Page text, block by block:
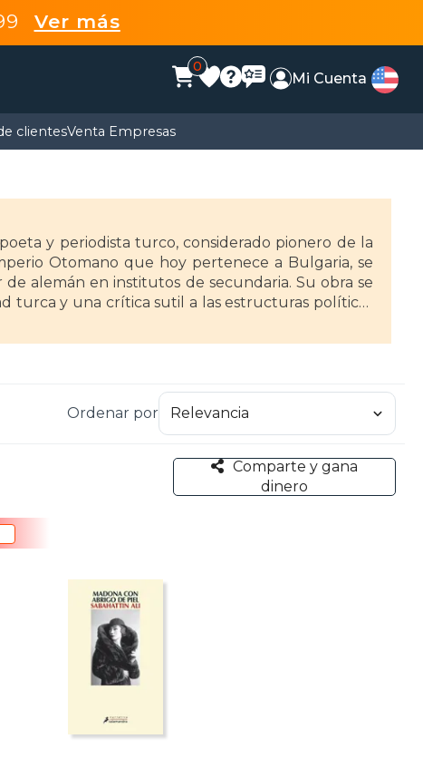
Ver más
0
Mi Cuenta
clientesVenta Empresas
y periodista turco, considerado pionero de la
Otomano que hoy pertenece a Bulgaria, se
alemán en institutos de secundaria. Su obra se
turca y una crítica sutil a las estructuras políticas
con abrigo de piel" (1943) y "Yusuf el del
realista. Además, publicó varias colecciones de
Su compromiso político y sus críticas al gobierno
y sus obras fueron prohibidas hasta 1965.
Ordenar por
Comparte y gana
dinero